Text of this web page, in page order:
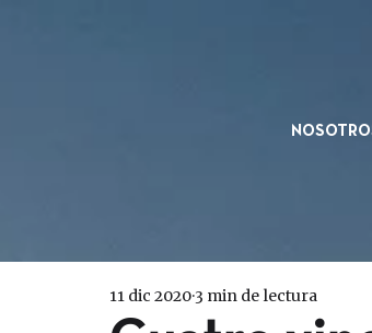
11 dic 2020 3 min de lectura